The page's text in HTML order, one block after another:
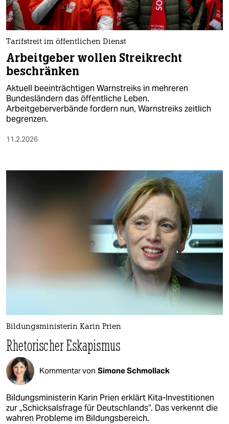
Tarifstreit im öffentlichen Dienst
Arbeitgeber wollen Streikrecht
beschränken
Aktuell beeinträchtigen Warnstreiks in mehreren
Bundesländern das öffentliche Leben.
Arbeitgeberverbände fordern nun, Warnstreiks zeitlich
begrenzen.
11.2.2026
Bildungsministerin Karin Prien
Rhetorischer Eskapismus
Kommentar von Simone Schmollack
Bildungsministerin Karin Prien erklärt Kita-Investitionen
zur „Schicksalsfrage für Deutschlands“. Das verkennt die
wahren Probleme im Bildungsbereich.